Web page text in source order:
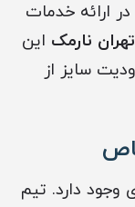
ارائه خدمات
نارمک این
سایز از
وجود دارد. تیم